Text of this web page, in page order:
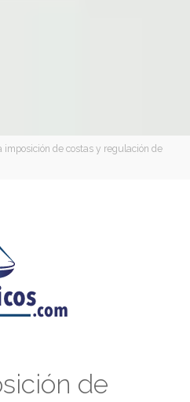
imposición de costas y regulación de
de